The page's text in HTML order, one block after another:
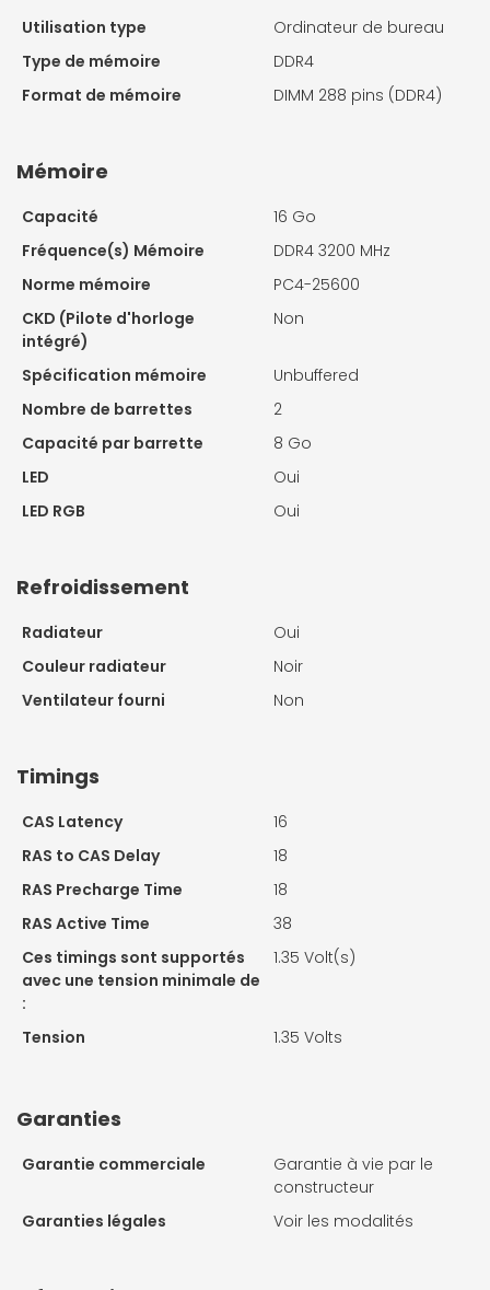
Utilisation type
Ordinateur de bureau
Type de mémoire
DDR4
Format de mémoire
DIMM 288 pins (DDR4)
Mémoire
Capacité
16 Go
Fréquence(s) Mémoire
DDR4 3200 MHz
Norme mémoire
PC4-25600
CKD (Pilote d'horloge
intégré)
Non
Spécification mémoire
Unbuffered
Nombre de barrettes
2
Capacité par barrette
8 Go
LED
Oui
LED RGB
Oui
Refroidissement
Radiateur
Oui
Couleur radiateur
Noir
Ventilateur fourni
Non
Timings
CAS Latency
16
RAS to CAS Delay
18
RAS Precharge Time
18
RAS Active Time
38
Ces timings sont supportés
avec une tension minimale de
:
1.35 Volt(s)
Tension 1.35 Volts
Garanties
Garantie commerciale
Garantie à vie par le
constructeur
Garanties légales
Voir les modalités